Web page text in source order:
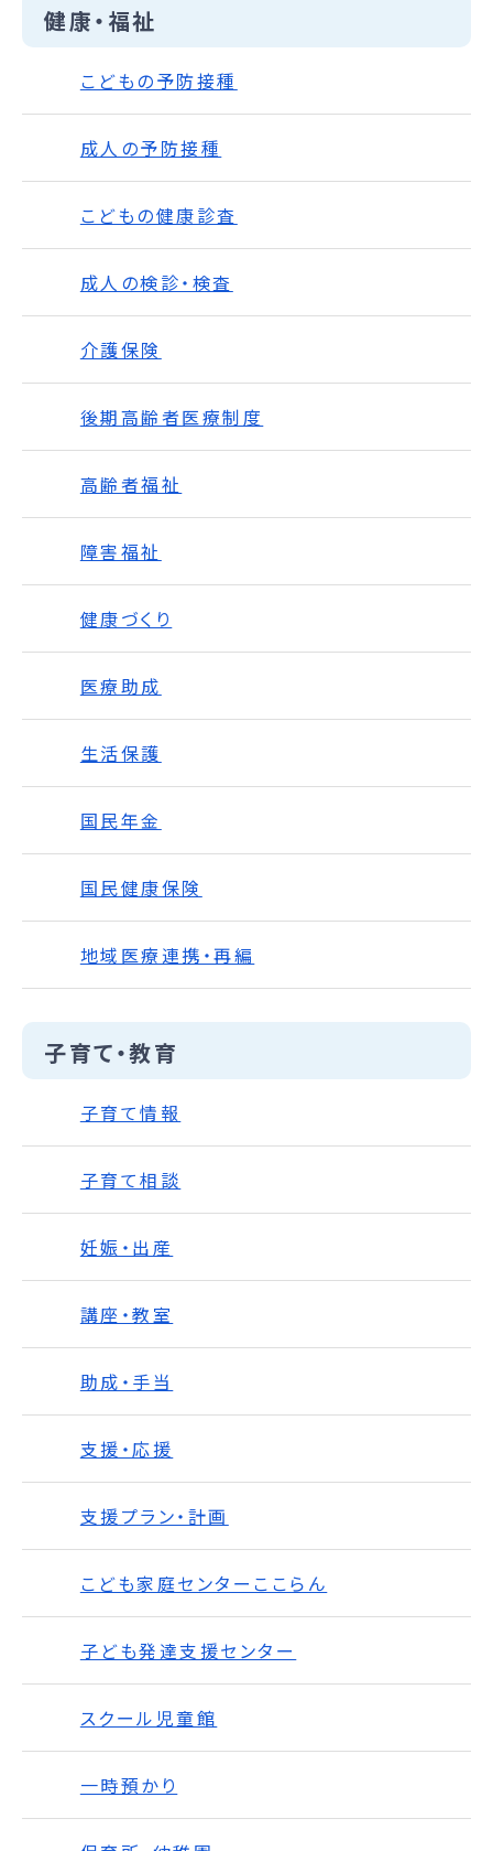
健康・福祉
こどもの予防接種
成人の予防接種
こどもの健康診査
成人の検診・検査
介護保険
後期高齢者医療制度
高齢者福祉
障害福祉
健康づくり
医療助成
生活保護
国民年金
国民健康保険
地域医療連携・再編
子育て・教育
子育て情報
子育て相談
妊娠・出産
講座・教室
助成・手当
支援・応援
支援プラン・計画
こども家庭センターここらん
子ども発達支援センター
スクール児童館
一時預かり